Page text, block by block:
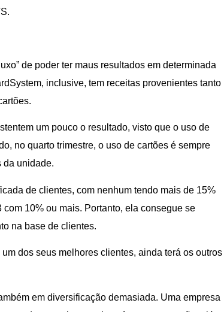
de poder ter maus resultados em determinada
inclusive, tem receitas provenientes tanto
um pouco o resultado, visto que o uso de
no quarto trimestre, o uso de cartões é sempre
da unidade.
de clientes, com nenhum tendo mais de 15%
10% ou mais. Portanto, ela consegue se
na base de clientes.
dos seus melhores clientes, ainda terá os outros
em diversificação demasiada. Uma empresa